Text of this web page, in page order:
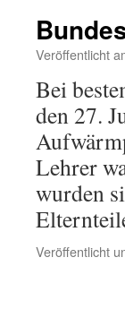
Veröffentlicht
Bei
den 27.
Lehrer
wurden
Veröffentlicht